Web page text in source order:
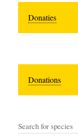
Donaties
Donations
Search for species